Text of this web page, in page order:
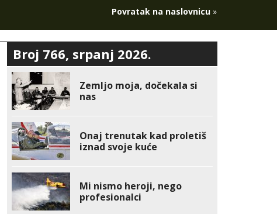
Povratak na naslovnicu »
Broj 766, srpanj 2026.
Zemljo moja, dočekala si
nas
Onaj trenutak kad proletiš
iznad svoje kuće
Mi nismo heroji, nego
profesionalci